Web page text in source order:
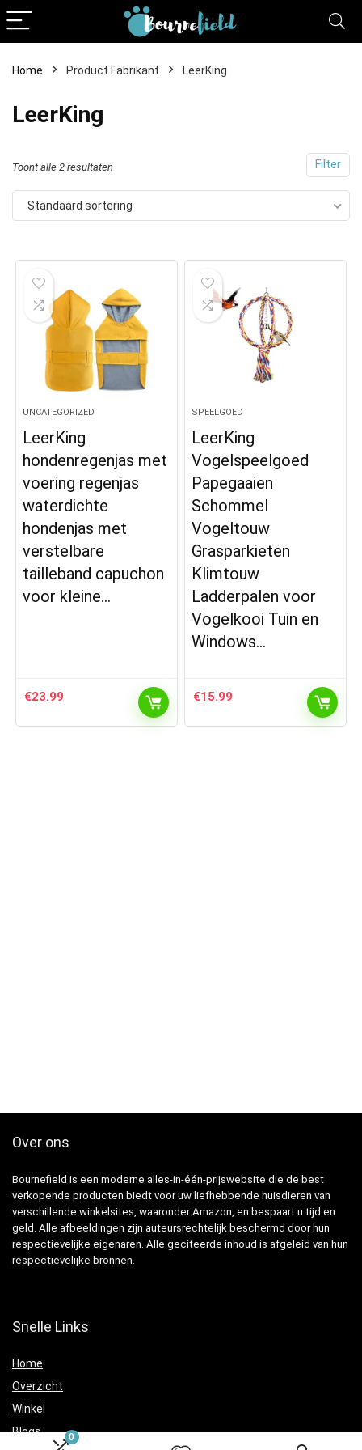
0
Home Product Fabrikant LeerKing
LeerKing
Filter
Toont alle 2 resultaten
Standaard sortering
UNCATEGORIZED
LeerKing
hondenregenjas met
voering regenjas
waterdichte
hondenjas met
verstelbare
tailleband capuchon
voor kleine…
€23.99
SPEELGOED
LeerKing
Vogelspeelgoed
Papegaaien
Schommel
Vogeltouw
Grasparkieten
Klimtouw
Ladderpalen voor
Vogelkooi Tuin en
Windows…
€15.99
Over ons
Bournefield is een moderne alles-in-één-prijswebsite die de best
verkopende producten biedt voor uw liefhebbende huisdieren van
verschillende winkelsites, waaronder Amazon, en bespaart u tijd en
geld. Alle afbeeldingen zijn auteursrechtelijk beschermd door hun
respectievelijke eigenaren. Alle geciteerde inhoud is afgeleid van hun
respectievelijke bronnen.
Snelle Links
Home
Overzicht
Winkel
Blogs